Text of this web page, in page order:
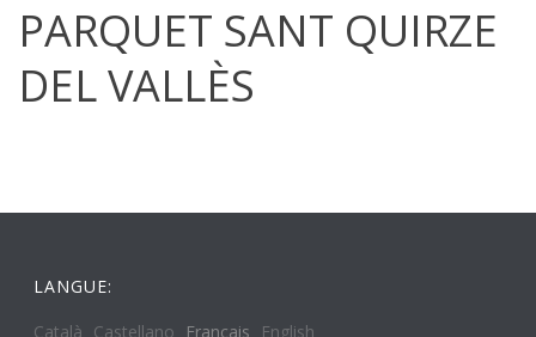
PARQUET SANT QUIRZE
DEL VALLÈS
LANGUE:
Català Castellano Français English